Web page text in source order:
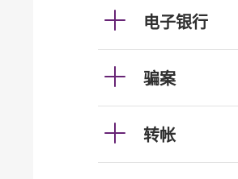
电子银行
骗案
转帐